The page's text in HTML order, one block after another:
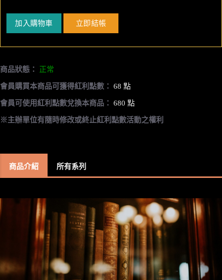
加入購物車 立即結帳
商品狀態： 正常
會員購買本商品可獲得紅利點數： 68 點
會員可使用紅利點數兌換本商品： 680 點
※主辦單位有隨時修改或終止紅利點數活動之權利
商品介紹 所有系列